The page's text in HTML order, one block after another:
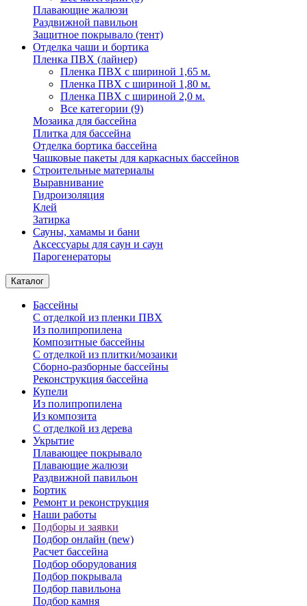
Плавающие жалюзи
Раздвижной павильон
Защитное покрывало (тент)
Отделка чаши и бортика
Пленка ПВХ (лайнер)
Пленка ПВХ с шириной 1,65 м.
Пленка ПВХ с шириной 1,80 м.
Пленка ПВХ с шириной 2,0 м.
Все категории (9)
Мозаика для бассейна
Плитка для бассейна
Отделка бортика бассейна
Чашковые пакеты для каркасных бассейнов
Строительные материалы
Выравнивание
Гидроизоляция
Клей
Затирка
Сауны, хамамы и бани
Аксессуары для саун и саун
Парогенераторы
Каталог
Бассейны
С отделкой из пленки ПВХ
Из полипропилена
Композитные бассейны
С отделкой из плитки/мозаики
Сборно-разборные бассейны
Реконструкция бассейна
Купели
Из полипропилена
Из композита
С отделкой из дерева
Укрытие
Плавающее покрывало
Плавающие жалюзи
Раздвижной павильон
Бортик
Ремонт и реконструкция
Наши работы
Подборы и заявки
Подбор онлайн (new)
Расчет бассейна
Подбор оборудования
Подбор покрывала
Подбор павильона
Подбор камня